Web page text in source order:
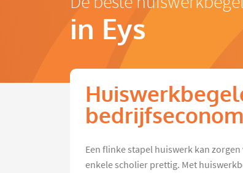
in Eys
Een flinke stapel huiswerk kan
enkele scholier prettig. Met